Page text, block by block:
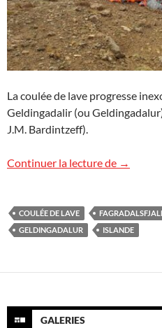
La coulée de lave progresse
Geldingadalir (ou
J.M. Bardintzeff).
Continuer la lecture de →
COULÉE DE LAVE FAGRADALSFJALL
GELDINGADALUR
ISLANDE
GALERIES